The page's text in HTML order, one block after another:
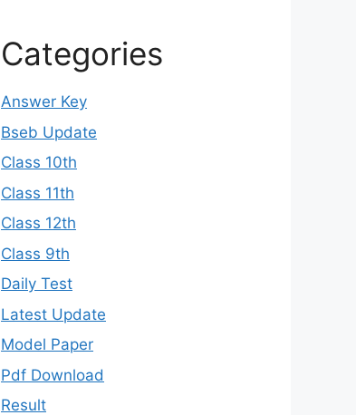
Categories
Answer Key
Bseb Update
Class 10th
Class 11th
Class 12th
Class 9th
Daily Test
Latest Update
Model Paper
Pdf Download
Result